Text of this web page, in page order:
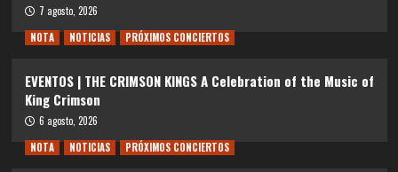
7 agosto, 2026
NOTA
NOTICIAS PRÓXIMOS CONCIERTOS
EVENTOS | THE CRIMSON KINGS A Celebration of the Music of
King Crimson
6 agosto, 2026
NOTA
NOTICIAS PRÓXIMOS CONCIERTOS